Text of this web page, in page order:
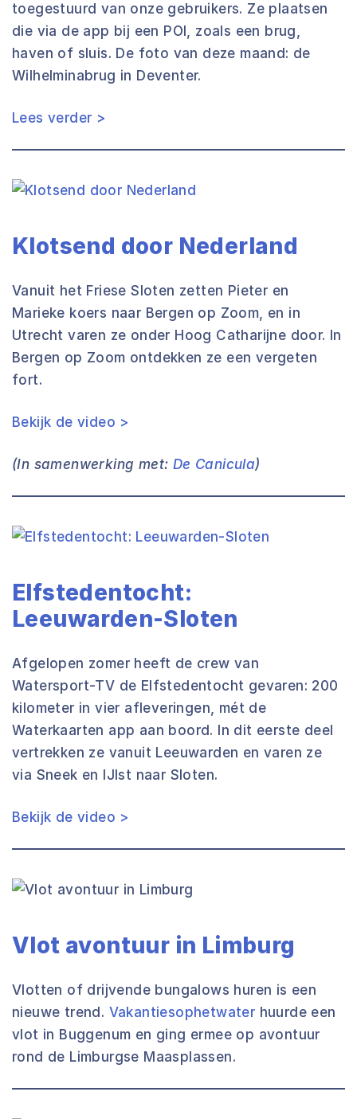
toegestuurd van onze gebruikers. Ze plaatsen
die via de app bij een POI, zoals een brug,
haven of sluis. De foto van deze maand: de
Wilhelminabrug in Deventer.
Lees verder >
Klotsend door Nederland
Vanuit het Friese Sloten zetten Pieter en
Marieke koers naar Bergen op Zoom, en in
Utrecht varen ze onder Hoog Catharijne door. In
Bergen op Zoom ontdekken ze een vergeten
fort.
Bekijk de video >
(In samenwerking met: De Canicula)
Elfstedentocht:
Leeuwarden-Sloten
Afgelopen zomer heeft de crew van
Watersport-TV de Elfstedentocht gevaren: 200
kilometer in vier afleveringen, mét de
Waterkaarten app aan boord. In dit eerste deel
vertrekken ze vanuit Leeuwarden en varen ze
via Sneek en IJlst naar Sloten.
Bekijk de video >
Vlot avontuur in Limburg
Vlotten of drijvende bungalows huren is een
nieuwe trend. Vakantiesophetwater huurde een
vlot in Buggenum en ging ermee op avontuur
rond de Limburgse Maasplassen.